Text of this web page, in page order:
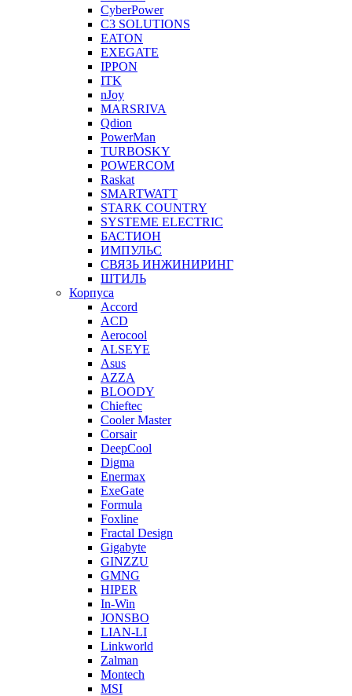
CyberPower
C3 SOLUTIONS
EATON
EXEGATE
IPPON
ITK
nJoy
MARSRIVA
Qdion
PowerMan
TURBOSKY
POWERCOM
Raskat
SMARTWATT
STARK COUNTRY
SYSTEME ELECTRIC
БАСТИОН
ИМПУЛЬС
СВЯЗЬ ИНЖИНИРИНГ
ШТИЛЬ
Корпуса
Accord
ACD
Aerocool
ALSEYE
Asus
AZZA
BLOODY
Chieftec
Cooler Master
Corsair
DeepCool
Digma
Enermax
ExeGate
Formula
Foxline
Fractal Design
Gigabyte
GINZZU
GMNG
HIPER
In-Win
JONSBO
LIAN-LI
Linkworld
Zalman
Montech
MSI